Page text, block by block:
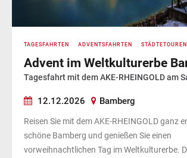
TAGESFAHRTEN ADVENTSFAHRTEN STÄDTETOUREN
Advent im Weltkulturerbe
Tagesfahrt mit dem AKE-RHEINGOLD am
12.12.2026 Bamberg
Reisen Sie mit dem AKE-RHEINGOLD ganz
schöne Bamberg und genießen Sie einen
vorweihnachtlichen Tag im Weltkulturerbe.